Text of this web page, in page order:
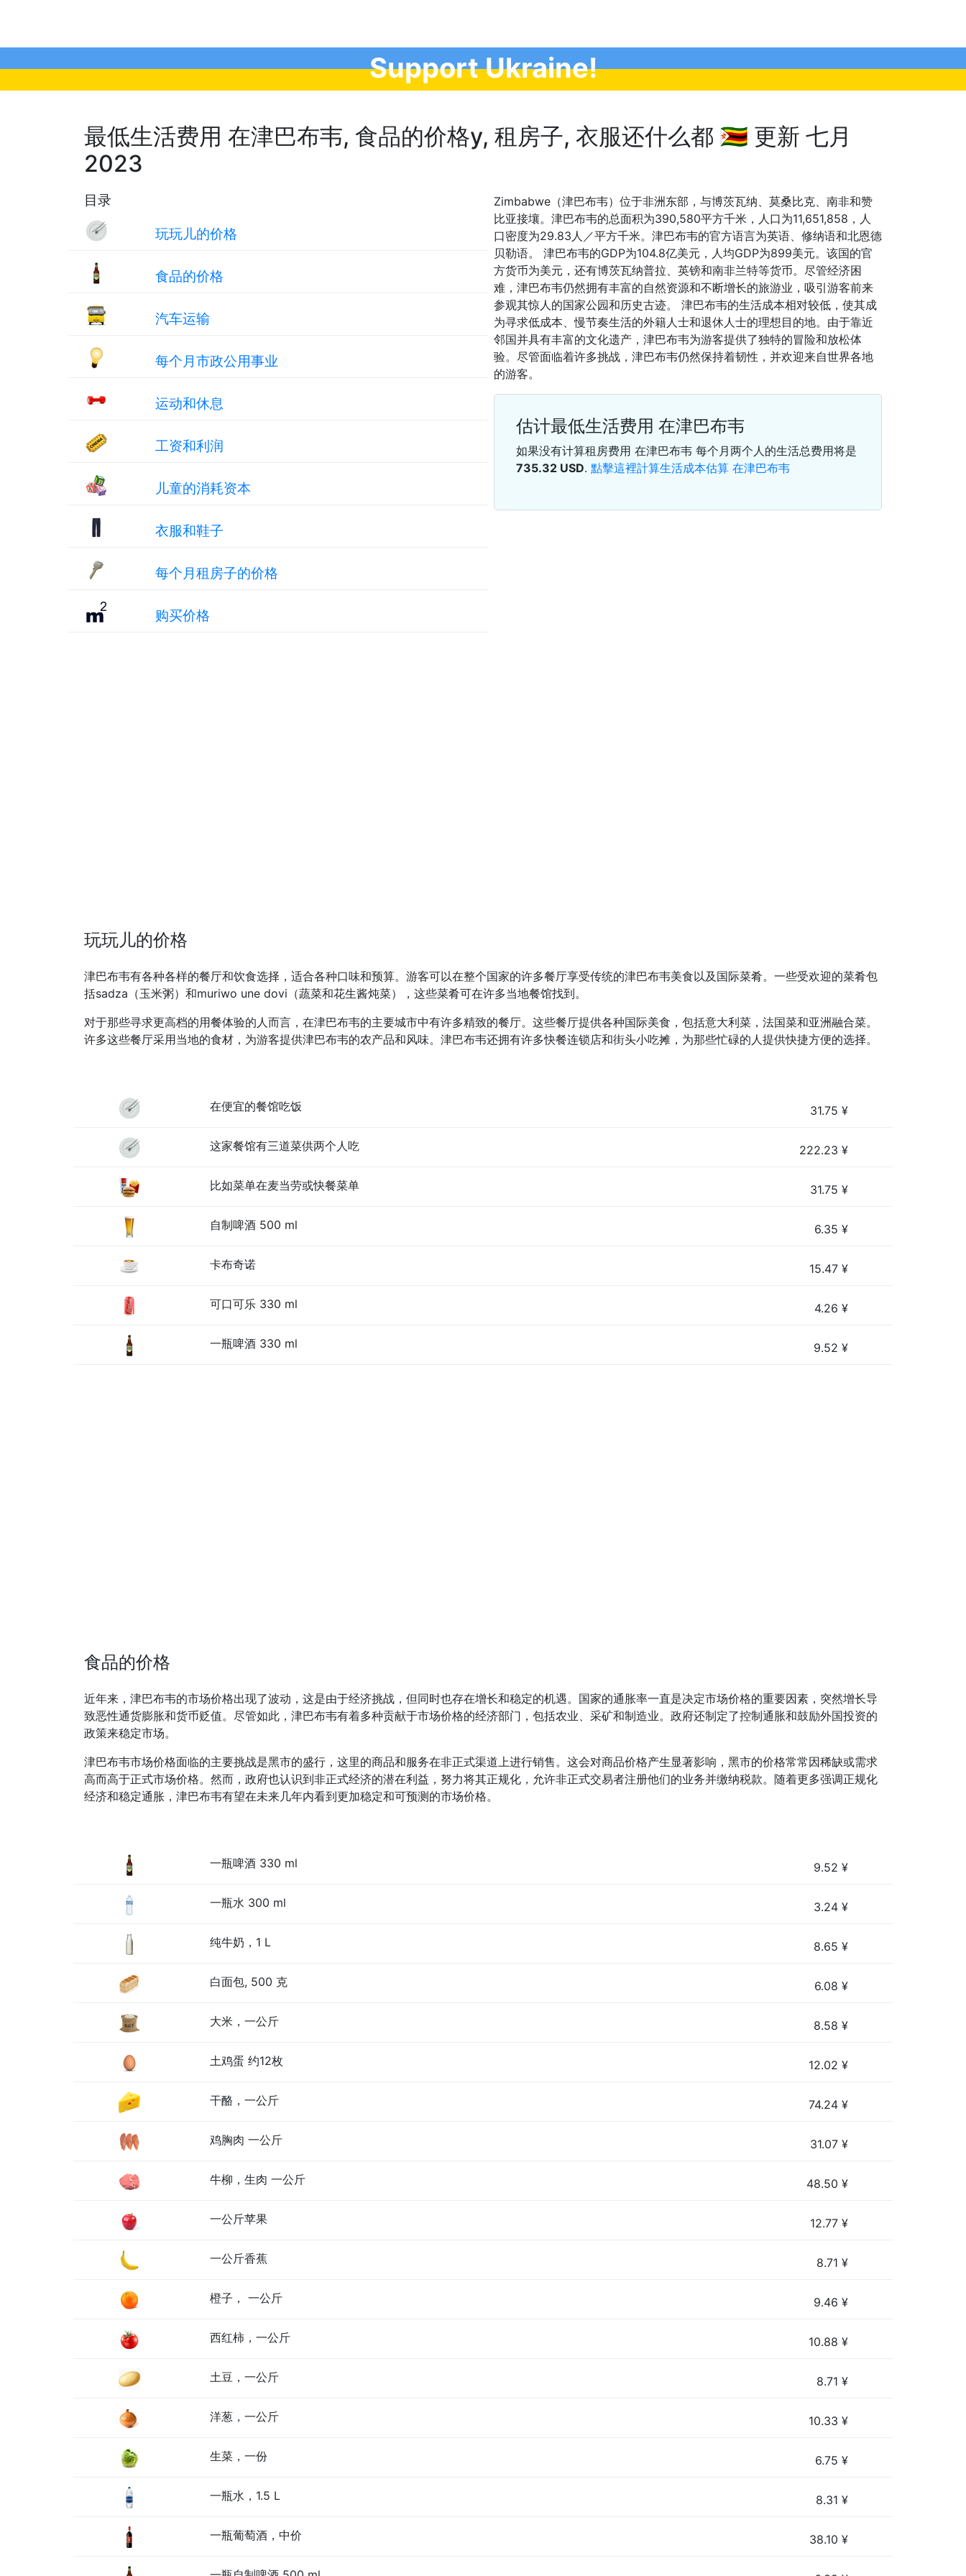
Support Ukraine!
最低生活费用 在津巴布韦, 食品的价格у, 租房子, 衣服还什么都 🇿🇼 更新 七月
2023
目录
玩玩儿的价格
食品的价格
汽车运输
每个月市政公用事业
运动和休息
工资和利润
儿童的消耗资本
衣服和鞋子
每个月租房子的价格
购买价格
Zimbabwe（津巴布韦）位于非洲东部，与博茨瓦纳、莫桑比克、南非和赞
比亚接壤。津巴布韦的总面积为390,580平方千米，人口为11,651,858，人
口密度为29.83人／平方千米。津巴布韦的官方语言为英语、修纳语和北恩德
贝勒语。 津巴布韦的GDP为104.8亿美元，人均GDP为899美元。该国的官
方货币为美元，还有博茨瓦纳普拉、英镑和南非兰特等货币。尽管经济困
难，津巴布韦仍然拥有丰富的自然资源和不断增长的旅游业，吸引游客前来
参观其惊人的国家公园和历史古迹。 津巴布韦的生活成本相对较低，使其成
为寻求低成本、慢节奏生活的外籍人士和退休人士的理想目的地。由于靠近
邻国并具有丰富的文化遗产，津巴布韦为游客提供了独特的冒险和放松体
验。尽管面临着许多挑战，津巴布韦仍然保持着韧性，并欢迎来自世界各地
的游客。
估计最低生活费用 在津巴布韦
如果没有计算租房费用 在津巴布韦 每个月两个人的生活总费用将是
735.32 USD. 點擊這裡計算生活成本估算 在津巴布韦
玩玩儿的价格
津巴布韦有各种各样的餐厅和饮食选择，适合各种口味和预算。游客可以在整个国家的许多餐厅享受传统的津巴布韦美食以及国际菜肴。一些受欢迎的菜肴包
括sadza（玉米粥）和muriwo une dovi（蔬菜和花生酱炖菜），这些菜肴可在许多当地餐馆找到。
对于那些寻求更高档的用餐体验的人而言，在津巴布韦的主要城市中有许多精致的餐厅。这些餐厅提供各种国际美食，包括意大利菜，法国菜和亚洲融合菜。
许多这些餐厅采用当地的食材，为游客提供津巴布韦的农产品和风味。津巴布韦还拥有许多快餐连锁店和街头小吃摊，为那些忙碌的人提供快捷方便的选择。
在便宜的餐馆吃饭 31.75 ¥
这家餐馆有三道菜供两个人吃 222.23 ¥
比如菜单在麦当劳或快餐菜单 31.75 ¥
自制啤酒 500 ml 6.35 ¥
卡布奇诺 15.47 ¥
可口可乐 330 ml 4.26 ¥
一瓶啤酒 330 ml 9.52 ¥
食品的价格
近年来，津巴布韦的市场价格出现了波动，这是由于经济挑战，但同时也存在增长和稳定的机遇。国家的通胀率一直是决定市场价格的重要因素，突然增长导
致恶性通货膨胀和货币贬值。尽管如此，津巴布韦有着多种贡献于市场价格的经济部门，包括农业、采矿和制造业。政府还制定了控制通胀和鼓励外国投资的
政策来稳定市场。
津巴布韦市场价格面临的主要挑战是黑市的盛行，这里的商品和服务在非正式渠道上进行销售。这会对商品价格产生显著影响，黑市的价格常常因稀缺或需求
高而高于正式市场价格。然而，政府也认识到非正式经济的潜在利益，努力将其正规化，允许非正式交易者注册他们的业务并缴纳税款。随着更多强调正规化
经济和稳定通胀，津巴布韦有望在未来几年内看到更加稳定和可预测的市场价格。
一瓶啤酒 330 ml 9.52 ¥
一瓶水 300 ml 3.24 ¥
纯牛奶，1 L 8.65 ¥
白面包, 500 克 6.08 ¥
大米，一公斤 8.58 ¥
土鸡蛋 约12枚 12.02 ¥
干酪，一公斤 74.24 ¥
鸡胸肉 一公斤 31.07 ¥
牛柳，生肉 一公斤 48.50 ¥
一公斤苹果 12.77 ¥
一公斤香蕉 8.71 ¥
橙子， 一公斤 9.46 ¥
西红柿，一公斤 10.88 ¥
土豆，一公斤 8.71 ¥
洋葱，一公斤 10.33 ¥
生菜，一份 6.75 ¥
一瓶水，1.5 L 8.31 ¥
一瓶葡萄酒，中价 38.10 ¥